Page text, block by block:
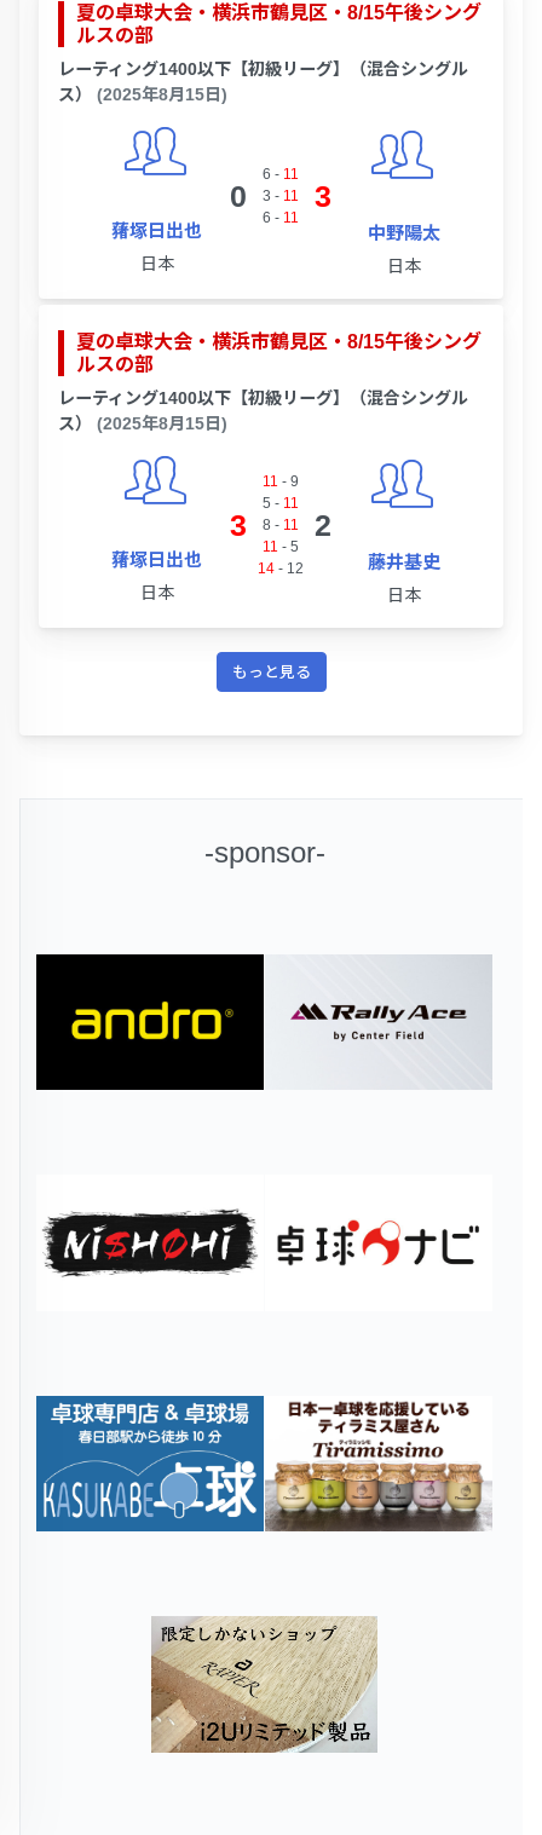
夏の卓球大会・横浜市鶴見区・8/15午後シング
ルスの部
レーティング1400以下【初級リーグ】（混合シングル
ス）
(2025年8月15日)
蕏塚日出也
日本
0
6 - 11
3 - 11
6 - 11
3
中野陽太
日本
夏の卓球大会・横浜市鶴見区・8/15午後シング
ルスの部
レーティング1400以下【初級リーグ】（混合シングル
ス）
(2025年8月15日)
蕏塚日出也
日本
3
11 - 9
5 - 11
8 - 11
11 - 5
14- 12
2
藤井基史
日本
もっと見る
-sponsor-